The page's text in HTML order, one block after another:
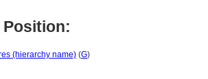
(hierarchy name) (G)